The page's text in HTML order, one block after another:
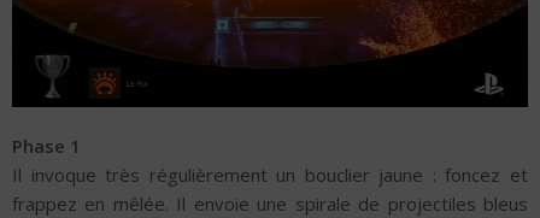
Phase 1
Il invoque très régulièrement un bouclier jaune : foncez et
frappez en mêlée. Il envoie une spirale de projectiles bleus